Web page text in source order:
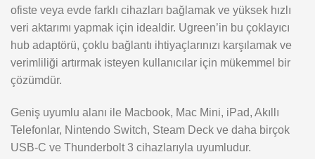
ofiste veya evde farklı cihazları bağlamak ve yüksek hızlı
veri aktarımı yapmak için idealdir. Ugreen’in bu çoklayıcı
hub adaptörü, çoklu bağlantı ihtiyaçlarınızı karşılamak ve
verimliliği artırmak isteyen kullanıcılar için mükemmel bir
çözümdür.
Geniş uyumlu alanı ile Macbook, Mac Mini, iPad, Akıllı
Telefonlar, Nintendo Switch, Steam Deck ve daha birçok
USB-C ve Thunderbolt 3 cihazlarıyla uyumludur.